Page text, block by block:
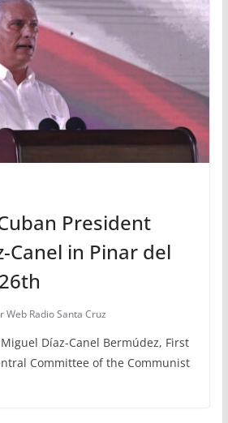
President
Canel in Pinar del
Web Radio Santa Cruz
Díaz-Canel Bermúdez, First
Committee of the Communist